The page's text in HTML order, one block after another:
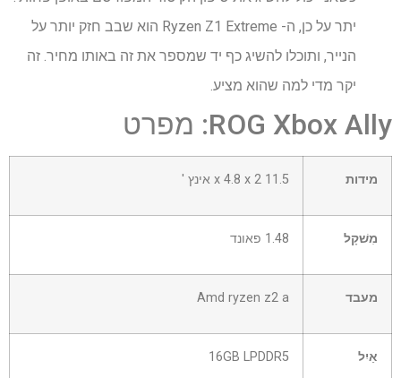
יתר על כן, ה- Ryzen Z1 Extreme הוא שבב חזק יותר על
הנייר, ותוכלו להשיג כף יד שמספר את זה באותו מחיר. זה
יקר מדי למה שהוא מציע.
ROG Xbox Ally: מפרט
מידות 11.5 x 4.8 x 2 אינץ '
מִשׁקָל 1.48 פאונד
מעבד Amd ryzen z2 a
אַיִל 16GB LPDDR5